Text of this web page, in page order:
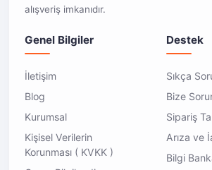
alışveriş imkanıdır.
Genel Bilgiler
İletişim
Blog
Kurumsal
Kişisel Verilerin
Korunması ( KVKK )
Destek
Sıkça
Bize
Sipariş
Arıza ve
Bilgi